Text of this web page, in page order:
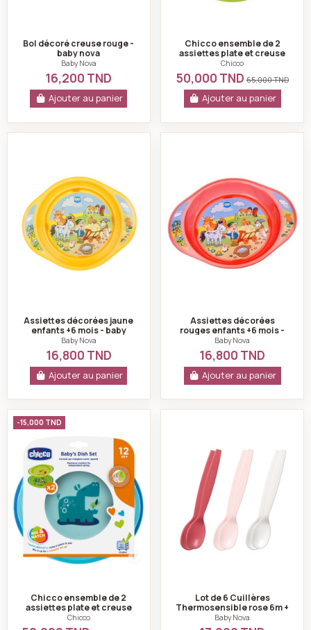
Bol décoré creuse rouge -
baby nova
Baby Nova
16,200 TND
Ajouter au panier
Chicco ensemble de 2
assiettes plate et creuse
décorées bébés 12+ mois
vert
Chicco
50,000 TND65,000 TND
Ajouter au panier
Assiettes décorées jaune
enfants +6 mois - baby
nova
Baby Nova
16,800 TND
Ajouter au panier
Assiettes décorées
rouges enfants +6 mois -
baby nova
Baby Nova
16,800 TND
Ajouter au panier
-15,000 TND
Chicco ensemble de 2
assiettes plate et creuse
décorées bébés 12+ mois
bleu
Chicco
Lot de 6 Cuillères
Thermosensible rose 6m +
-baby nova
Baby Nova